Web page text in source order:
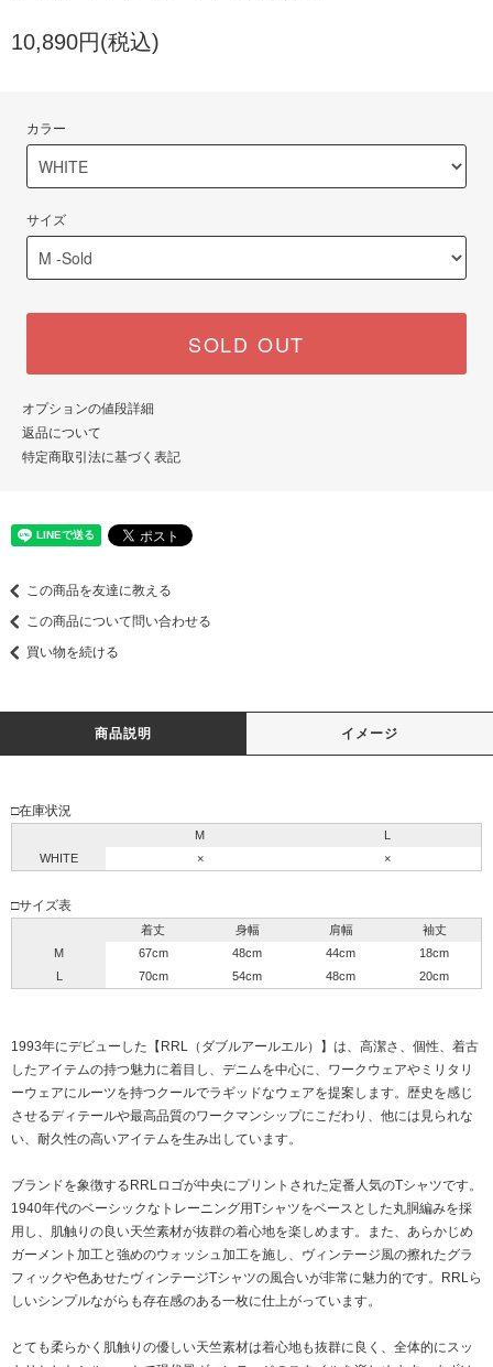
10,890円(税込)
カラー
サイズ
SOLD OUT
オプションの値段詳細
返品について
特定商取引法に基づく表記
この商品を友達に教える
この商品について問い合わせる
買い物を続ける
商品説明 イメージ
□在庫状況
M
L
WHITE
× ×
□サイズ表
着丈 身幅 肩幅
袖丈
M
67cm 48cm 44cm
18cm
L
70cm 54cm 48cm 20cm
1993年にデビューした【RRL（ダブルアールエル）】は、高潔さ、個性、着古
したアイテムの持つ魅力に着目し、デニムを中心に、ワークウェアやミリタリ
ーウェアにルーツを持つクールでラギッドなウェアを提案します。歴史を感じ
させるディテールや最高品質のワークマンシップにこだわり、他には見られな
い、耐久性の高いアイテムを生み出しています。
ブランドを象徴するRRLロゴが中央にプリントされた定番人気のTシャツです。
1940年代のベーシックなトレーニング用Tシャツをベースとした丸胴編みを採
用し、肌触りの良い天竺素材が抜群の着心地を楽しめます。また、あらかじめ
ガーメント加工と強めのウォッシュ加工を施し、ヴィンテージ風の擦れたグラ
フィックや色あせたヴィンテージTシャツの風合いが非常に魅力的です。RRLら
しいシンプルながらも存在感のある一枚に仕上がっています。
とても柔らかく肌触りの優しい天竺素材は着心地も抜群に良く、全体的にスッ